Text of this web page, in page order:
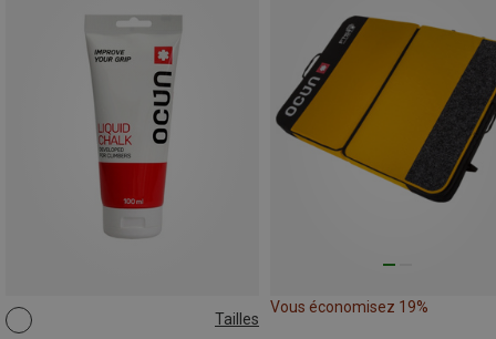
Tailles
100ML
Vous économisez 19%